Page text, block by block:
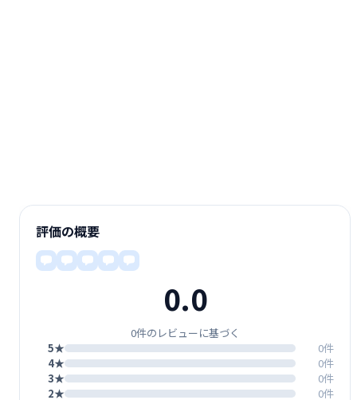
評価の概要
0.0
0件のレビューに基づく
5★
0件
4★
0件
3★
0件
2★
0件